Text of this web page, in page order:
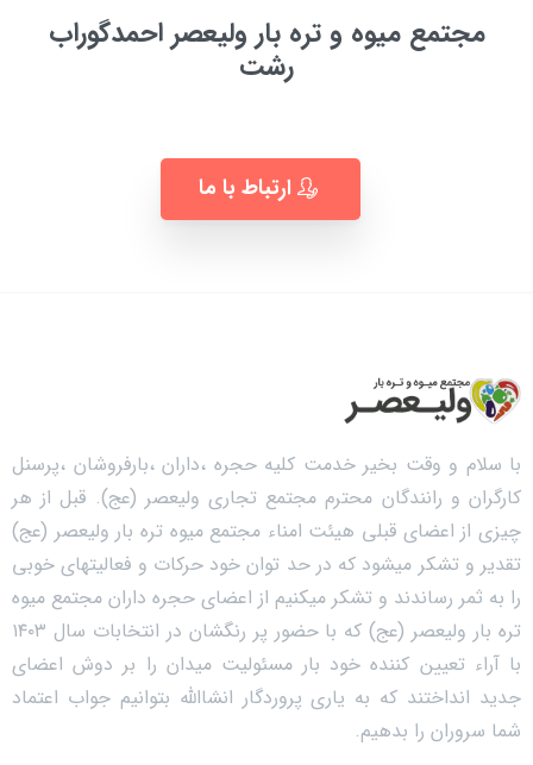
مجتمع میوه و تره بار ولیعصر احمدگوراب
رشت
ارتباط با ما
با سلام و وقت بخیر خدمت کلیه حجره ،داران ،بارفروشان ،پرسنل
کارگران و رانندگان محترم مجتمع تجاری ولیعصر (عج). قبل از هر
چیزی از اعضای قبلی هیئت امناء مجتمع میوه تره بار ولیعصر (عج)
تقدیر و تشکر میشود که در حد توان خود حرکات و فعالیتهای خوبی
را به ثمر رساندند و تشکر میکنیم از اعضای حجره داران مجتمع میوه
تره بار ولیعصر (عج) که با حضور پر رنگشان در انتخابات سال ۱۴۰۳
با آراء تعیین کننده خود بار مسئولیت میدان را بر دوش اعضای
جدید انداختند که به یاری پروردگار انشاالله بتوانیم جواب اعتماد
شما سروران را بدهیم.